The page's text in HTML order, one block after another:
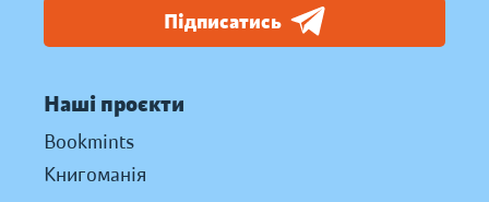
Підписатись
Наші проєкти
Bookmints
Книгоманія